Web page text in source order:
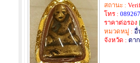
สถานะ :
โทร :
ราคาต่อรอง
หมวดหมู่ : อื่
จังหวัด : ตาก